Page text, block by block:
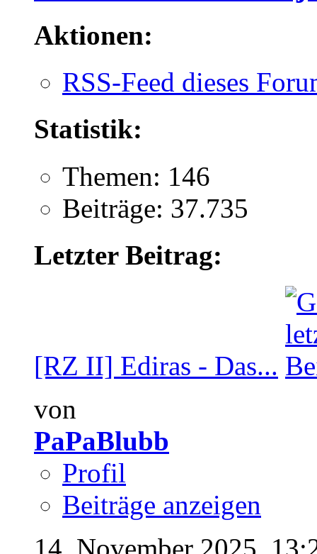
Aktionen:
RSS-Feed dieses
Statistik:
Themen: 146
Beiträge: 37.735
Letzter Beitrag:
[RZ II] Ediras - Das...
von
PaPaBlubb
Profil
Beiträge anzeigen